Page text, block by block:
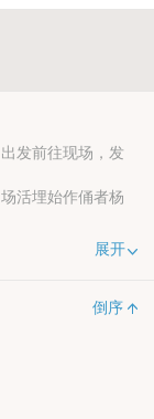
发前往现场，发
活埋始作俑者杨
是要赵玄用减寿
展开
倒序